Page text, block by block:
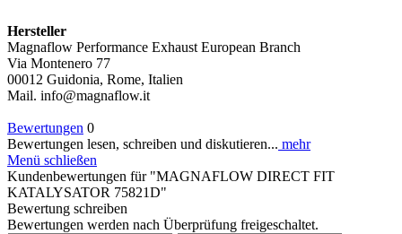
Hersteller
Magnaflow Performance Exhaust European Branch
Via Montenero 77
00012 Guidonia, Rome, Italien
Mail. info@magnaflow.it
Bewertungen 0
Bewertungen lesen, schreiben und diskutieren... mehr
Menü schließen
Kundenbewertungen für "MAGNAFLOW DIRECT FIT
KATALYSATOR 75821D"
Bewertung schreiben
Bewertungen werden nach Überprüfung freigeschaltet.